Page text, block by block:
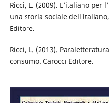
Ricci, L. (2009). L’italiano per
Una storia sociale
Editore.
Ricci, L. (2013).
consumo. Carocci Editore.